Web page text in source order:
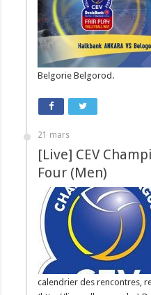
Belgorie Belgorod.
21 mars
[Live] CEV
Four (Men)
calendrier des rencontres,